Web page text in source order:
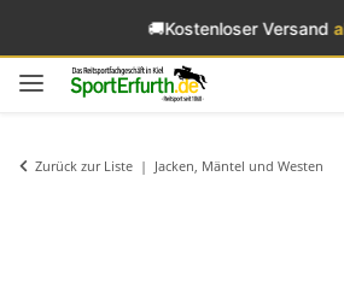
🚚Kostenloser Versand
Zurück zur Liste Jacken, Mäntel und Westen